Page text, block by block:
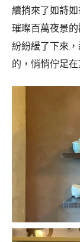
續捎來了如詩
璀璨百萬夜景的
紛紛緩了下來
的，悄悄佇足